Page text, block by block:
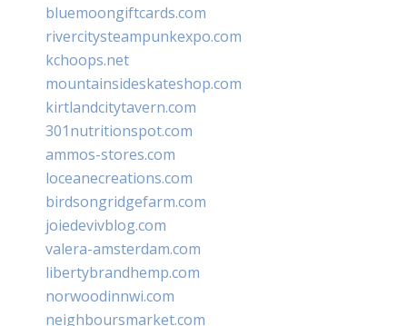
bluemoongiftcards.com
rivercitysteampunkexpo.com
kchoops.net
mountainsideskateshop.com
kirtlandcitytavern.com
301nutritionspot.com
ammos-stores.com
loceanecreations.com
birdsongridgefarm.com
joiedevivblog.com
valera-amsterdam.com
libertybrandhemp.com
norwoodinnwi.com
neighboursmarket.com